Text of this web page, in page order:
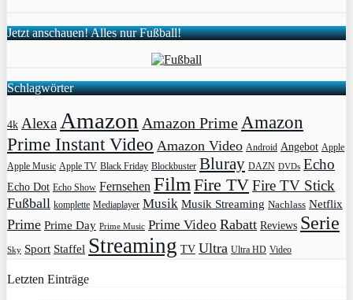
Jetzt anschauen! Alles nur Fußball!
Schlagwörter
4k AlexaAmazon Amazon PrimeAmazon
Prime Instant Video Amazon Video Android Angebot Apple
Apple Music Apple TV Black Friday Blockbuster Bluray DAZN DVDs Echo
Echo Dot Echo Show Fernsehen FilmFire TVFire TV Stick
Fußball komplette Mediaplayer Musik Musik Streaming Nachlass Netflix
Prime Prime Day Prime Music Prime Video Rabatt Reviews Serie
Sky Sport Staffel Streaming TV Ultra Ultra HD Video
Letzten Einträge